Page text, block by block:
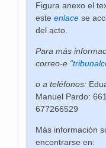
Figura anexo el
esteenlace se
del acto.
Para más
correo-e “
o a teléfonos:
Manuel Pardo:
677266529
Más información
encontrarse en: